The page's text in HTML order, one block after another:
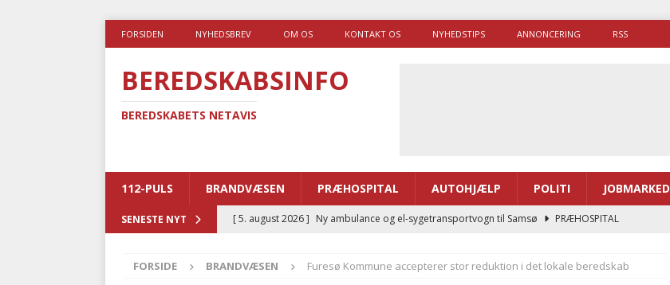
FORSIDEN NYHEDSBREV OM OS KONTAKT OS NYHEDSTIPS ANNONCERING RSS
BEREDSKABSINFO
BEREDSKABETS NETAVIS
112-PULS BRANDVÆSEN PRÆHOSPITAL AUTOHJÆLP POLITI JOBMARKED
SENESTE NYT [ 5. august 2026 ] Ny ambulance og el-sygetransportvogn til Samsø
PRÆHOSPITAL
BRANDVÆSEN
FORSIDE BRANDVÆSEN Furesø Kommune accepterer stor reduktion i det lokale beredskab